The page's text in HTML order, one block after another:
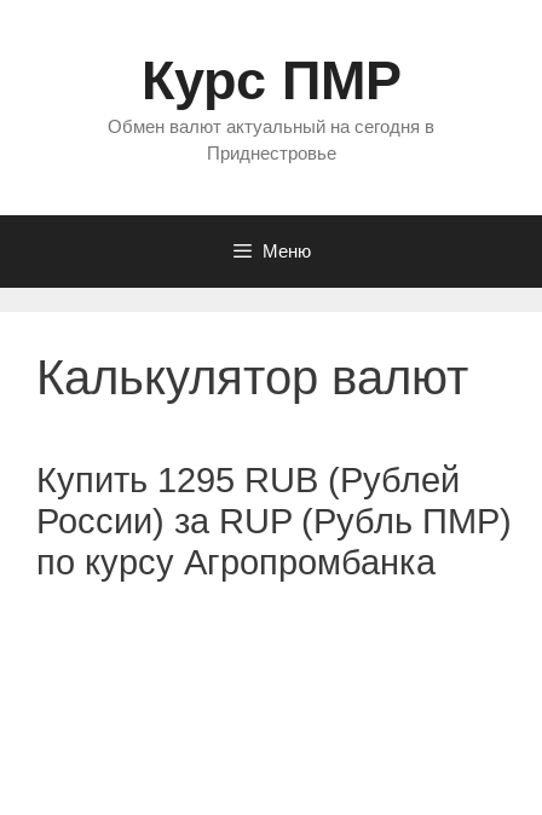
Курс ПМР
Обмен валют актуальный на сегодня в
Приднестровье
Меню
Калькулятор валют
Купить 1295 RUB (Рублей
России) за RUP (Рубль ПМР)
по курсу Агропромбанка